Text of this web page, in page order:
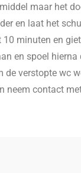
maar het
en laat het
minuten en
en spoel hierna
de verstopte wc
neem contact